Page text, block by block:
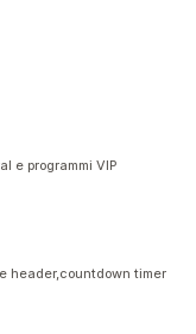
e programmi VIP
header,countdown timer